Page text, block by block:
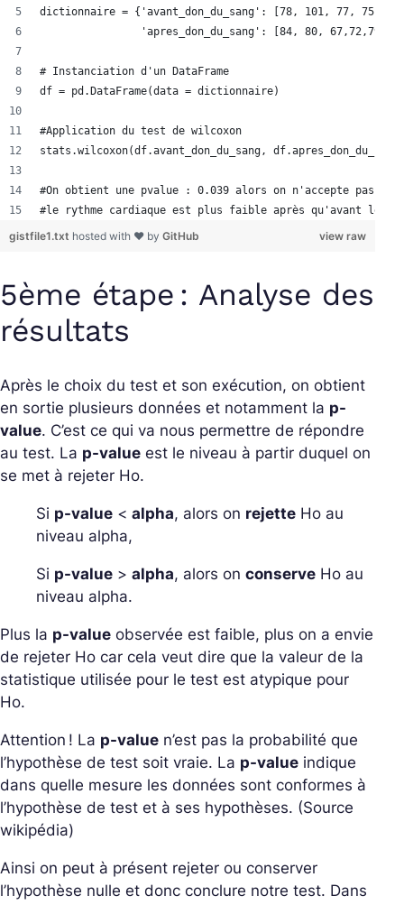
dictionnaire = {'avant_don_du_sang': [78, 101, 77,
'apres_don_du_sang': [84, 80,
# Instanciation d'un DataFrame
df = pd.DataFrame(data = dictionnaire)
#Application du test de wilcoxon
stats.wilcoxon(df.avant_don_du_sang,
#On obtient une pvalue : 0.039 alors on n'accepte pas
#le rythme cardiaque est plus faible après qu'avant le
view raw
gistfile1.txt hosted with ❤ by GitHub
5ème étape : Analyse des
résultats
Après le choix du test et son exécution, on obtient
en sortie plusieurs données et notamment la p-
value. C’est ce qui va nous permettre de répondre
au test. La p-value est le niveau à partir duquel on
se met à rejeter Ho.
Si p-value < alpha, alors on rejette Ho au
niveau alpha,
Si p-value > alpha, alors on conserve Ho au
niveau alpha.
Plus la p-value observée est faible, plus on a envie
de rejeter Ho car cela veut dire que la valeur de la
statistique utilisée pour le test est atypique pour
Ho.
Attention ! La p-value n’est pas la probabilité que
l’hypothèse de test soit vraie. La p-value indique
dans quelle mesure les données sont conformes à
l’hypothèse de test et à ses hypothèses. (Source
wikipédia)
Ainsi on peut à présent rejeter ou conserver
l’hypothèse nulle et donc conclure notre test. Dans